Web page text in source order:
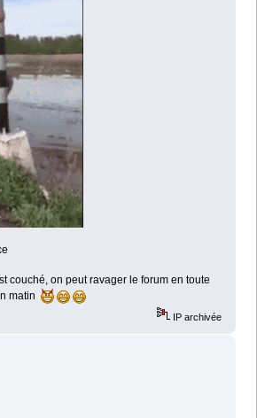
couché, on peut ravager le forum en toute
matin
IP archivée